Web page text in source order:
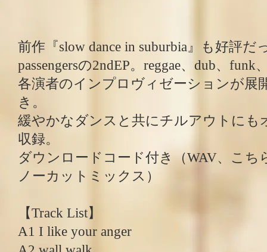
前作『slow dance in suburbia』も好評だ
passengersの2ndEP。reggae、dub、
各演者のインプロヴィゼーションが展
き。
緩やかなダンスと共にチルアウトにも
収録。
ダウンロードコード付き（WAV、こち
ノーカットミックス）
【Track List】
A1 I like your anger